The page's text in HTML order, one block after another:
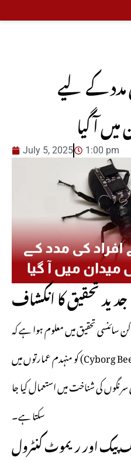
مدد کے لیے
آ گیا
July 5, 2025 1:00 pm
جدید تحقیق کا انکشاف
سائنسی تحقیق میں معلوم ہوا ہے کہ
ریموٹ کنٹرول سائبورگ بیٹلز (Cyborg Beetles) کو منہدم عمارتوں میں
سرنگوں کی شناخت میں استعمال کیا جا
سکتا ہے۔
پیک اور ریموٹ کنٹرول